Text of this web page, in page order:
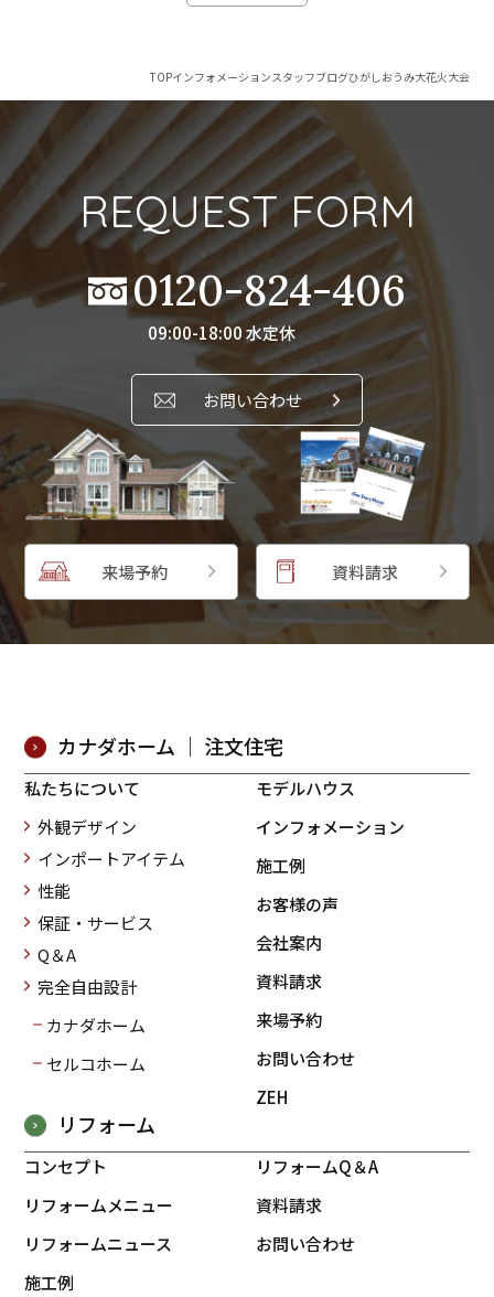
TOPインフォメーションスタッフブログひがしおうみ大花火大会
REQUEST FORM
0120-824-406
09:00-18:00 水定休
お問い合わせ
来場予約 資料請求
カナダホーム ｜ 注文住宅
私たちについて
外観デザイン
インポートアイテム
性能
保証・サービス
Q＆A
完全自由設計
カナダホーム
セルコホーム
モデルハウス
インフォメーション
施工例
お客様の声
会社案内
資料請求
来場予約
お問い合わせ
ZEH
リフォーム
コンセプト
リフォームメニュー
リフォームニュース
施工例
リフォームQ＆A
資料請求
お問い合わせ